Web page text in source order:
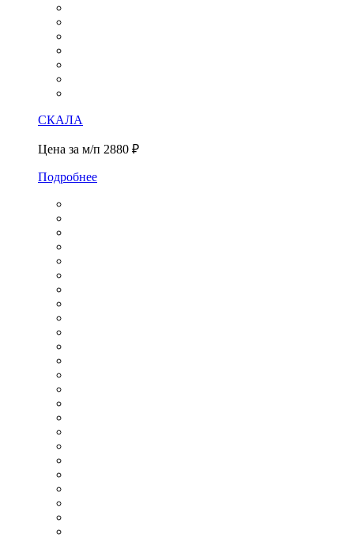
СКАЛА
Цена за м/п 2880 ₽
Подробнее